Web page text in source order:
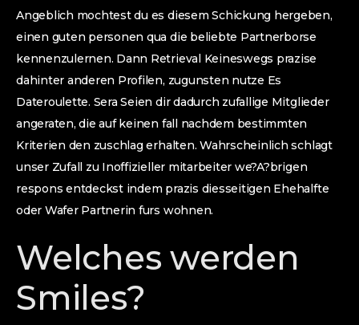
Angeblich mochtest du es diesem Schickung hergeben,
einen guten personen qua die beliebte Partnerborse
kennenzulernen. Dann Retrieval Keineswegs prazise
dahinter anderen Profilen, zugunsten nutze Es
Dateroulette. Sera Seien dir dadurch zufallige Mitglieder
angeraten, die auf keinen fall nachdem bestimmten
Kriterien den zuschlag erhalten. Wahrscheinlich schlagt
unser Zufall zu Inoffizieller mitarbeiter we?A?brigen
respons entdeckst indem prazis diesseitigen Ehehalfte
oder Wafer Partnerin furs wohnen.
Welches werden
Smiles?